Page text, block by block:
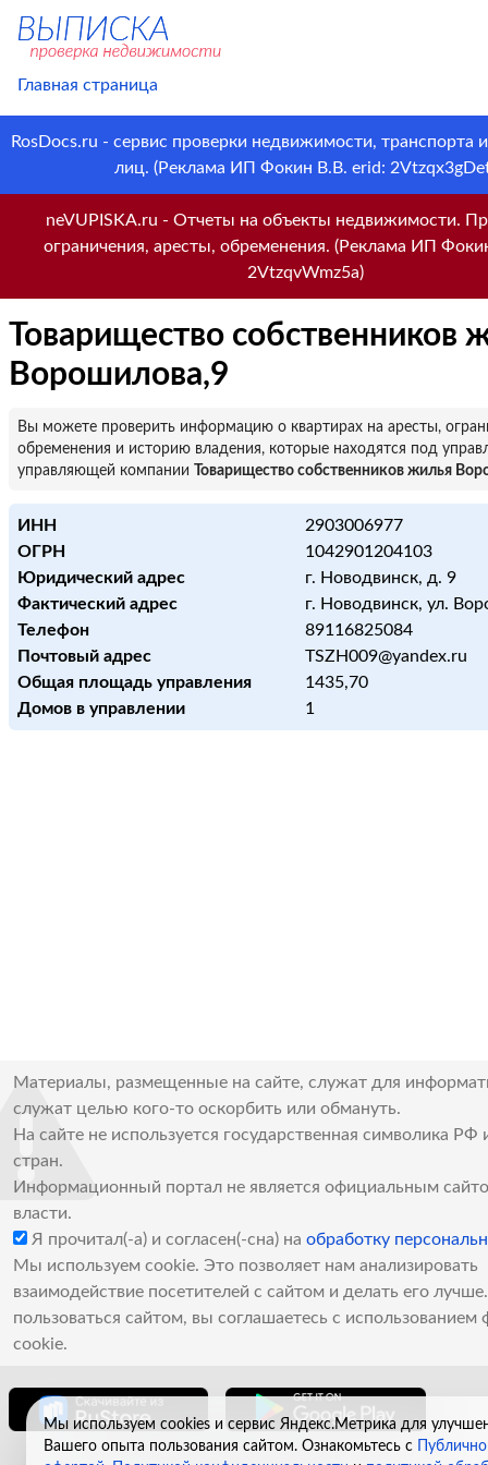
Главная страница
RosDocs.ru - сервис проверки недвижимости, транспорта
лиц. (Реклама ИП Фокин В.В. erid:
neVUPISKA.ru - Отчеты на объекты недвижимости.
ограничения, аресты, обременения. (Реклама ИП
2VtzqvWmz5a)
Товарищество собственников
Ворошилова,9
Вы можете проверить информацию о квартирах на аресты,
обременения и историю владения, которые находятся под
управляющей компании
Товарищество собственников жилья
ИНН
2903006977
ОГРН
1042901204103
Юридический адрес
г. Новодвинск, д. 9
Фактический адрес
г. Новодвинск, ул.
Телефон
89116825084
Почтовый адрес
TSZH009@yandex.ru
Общая площадь управления
1435,70
Домов в управлении
1
Материалы, размещенные на сайте, служат для
служат целью кого-то оскорбить или обмануть.
На сайте не используется государственная символика РФ
стран.
Информационный портал не является официальным
власти.
Я прочитал(-а) и согласен(-сна) на обработку
Мы используем cookie. Это позволяет нам анализировать
взаимодействие посетителей с сайтом и делать его
пользоваться сайтом, вы соглашаетесь с использованием
cookie.
Мы используем cookies и сервис Яндекс.Метрика для
Вашего опыта пользования сайтом. Ознакомьтесь с